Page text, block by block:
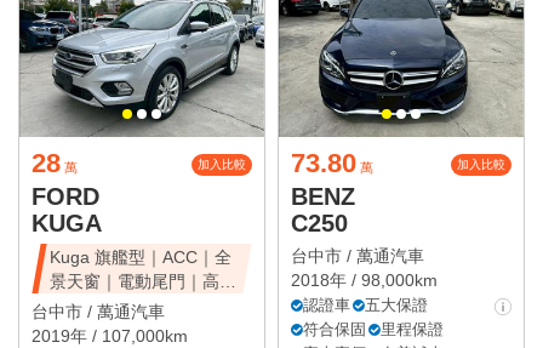
28 萬 加入比較
FORD
KUGA
Kuga 旗艦型｜ACC｜全
景天窗｜電動尾門｜高CP
值休旅
台中市 / 萬通汽車
2019年 / 107,000km
73.80 萬 加入比較
BENZ
C250
台中市 / 萬通汽車
2018年 / 98,000km
認證車
五大保證
符合保固
里程保證